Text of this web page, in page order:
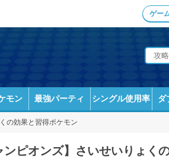
ゲー
モン 最強パーティ シングル使用率 ダ
の効果と習得ポケモン
ンピオンズ】さいせいりょく